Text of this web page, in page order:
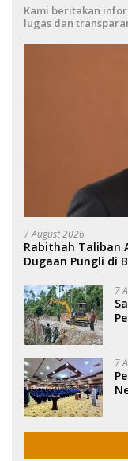
Kami beritakan
lugas dan
7 August 2026
Rabithah Taliban
Dugaan Pungli di
7
7